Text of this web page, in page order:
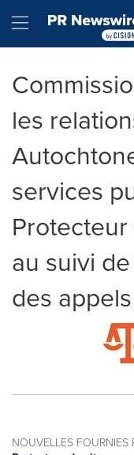
Hamburger
les
services
au suivi
des
NOUVELLES FOURNIES